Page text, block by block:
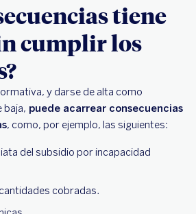
tiene
cumplir los
y darse de alta como
baja, puede acarrear consecuencias
, como, por ejemplo, las siguientes:
del subsidio por incapacidad
cobradas.